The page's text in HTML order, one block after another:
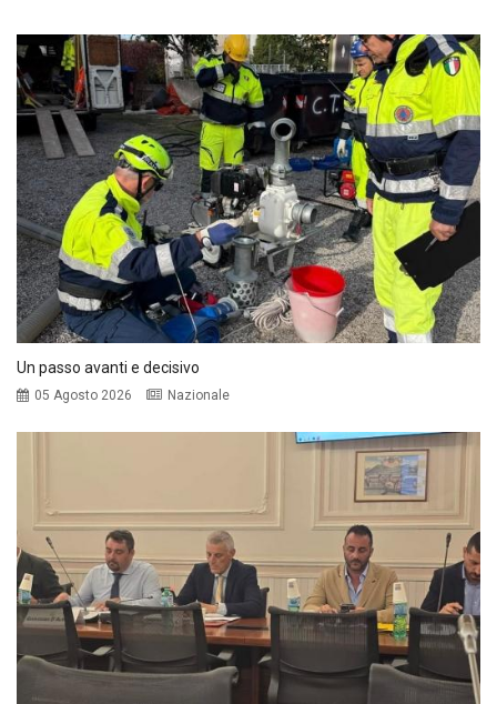
Un passo avanti e decisivo
05 Agosto 2026 Nazionale